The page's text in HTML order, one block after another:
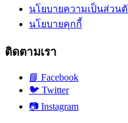
นโยบายความเป็นส่วน
นโยบายคุกกี้
ติดตามเรา
📘 Facebook
🐦 Twitter
📷 Instagram